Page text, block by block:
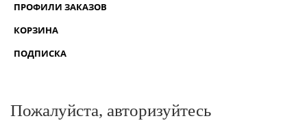
ПРОФИЛИ ЗАКАЗОВ
КОРЗИНА
ПОДПИСКА
Пожалуйста, авторизуйтесь